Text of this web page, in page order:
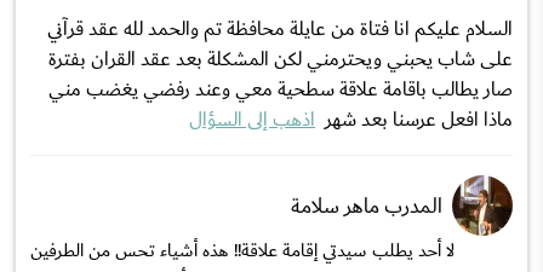
السلام عليكم انا فتاة من عايلة محافظة تم والحمد لله عقد قرآني
على شاب يحبني ويحترمني لكن المشكلة بعد عقد القران بفترة
صار يطالب باقامة علاقة سطحية معي وعند رفضي يغضب مني
ماذا افعل عرسنا بعد شهر اذهب إلى السؤال
المدرب ماهر سلامة
لا أحد يطلب سيدتي إقامة علاقة!! هذه أشياء تحس من الطرفين